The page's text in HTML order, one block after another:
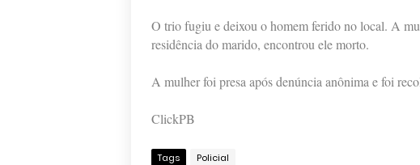
O trio fugiu e deixou o homem ferido no local. A
residência do marido, encontrou ele morto.
A mulher foi presa após denúncia anônima e foi
ClickPB
Tags Policial